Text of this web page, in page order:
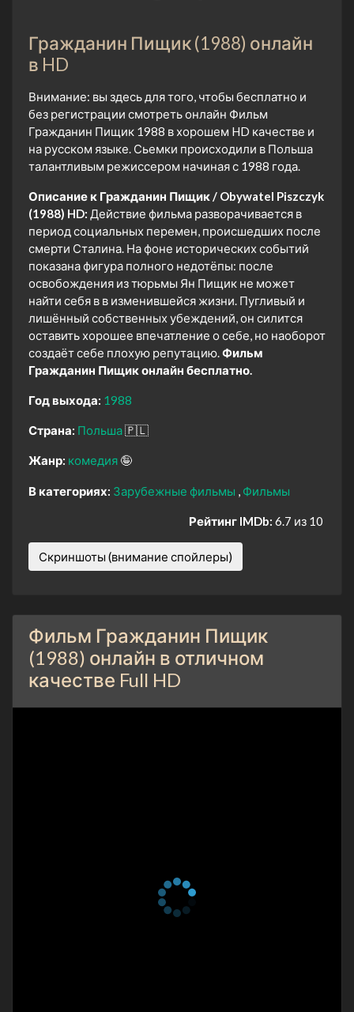
Гражданин Пищик (1988) онлайн
в HD
Внимание: вы здесь для того, чтобы бесплатно и
без регистрации смотреть онлайн Фильм
Гражданин Пищик 1988 в хорошем HD качестве и
на русском языке. Сьемки происходили в Польша
талантливым режиссером начиная с 1988 года.
Описание к Гражданин Пищик / Obywatel Piszczyk
(1988) HD: Действие фильма разворачивается в
период социальных перемен, происшедших после
смерти Сталина. На фоне исторических событий
показана фигура полного недотёпы: после
освобождения из тюрьмы Ян Пищик не может
найти себя в в изменившейся жизни. Пугливый и
лишённый собственных убеждений, он силится
оставить хорошее впечатление о себе, но наоборот
создаёт себе плохую репутацию.Фильм
Гражданин Пищик онлайн бесплатно.
Год выхода: 1988
Страна: Польша🇵🇱
Жанр: комедия 🤪
В категориях: Зарубежные фильмы Фильмы
Рейтинг IMDb: 6.7 из 10
Скриншоты (внимание спойлеры)
Фильм Гражданин Пищик
(1988) онлайн в отличном
качестве Full HD